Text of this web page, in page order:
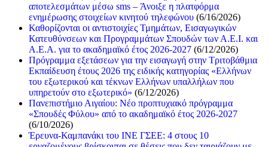
αποτελεσμάτων μέσω sms – Άνοιξε η πλατφόρμα
ενημέρωσης στοιχείων κινητού τηλεφώνου (6/16/2026)
Καθορίζονται οι αντιστοιχίες Τμημάτων, Εισαγωγικών
Κατευθύνσεων και Προγραμμάτων Σπουδών των Α.Ε.Ι. και
Α.Ε.Α. για το ακαδημαϊκό έτος 2026-2027 (6/12/2026)
Πρόγραμμα εξετάσεων για την εισαγωγή στην Τριτοβάθμια
Εκπαίδευση έτους 2026 της ειδικής κατηγορίας «Ελλήνων
του εξωτερικού και τέκνων Ελλήνων υπαλλήλων που
υπηρετούν στο εξωτερικό» (6/12/2026)
Πανεπιστήμιο Αιγαίου: Νέο προπτυχιακό πρόγραμμα
«Σπουδές Φύλου» από το ακαδημαϊκό έτος 2026-2027
(6/10/2026)
Έρευνα-Καμπανάκι του ΙΝΕ ΓΣΕΕ: 4 στους 10